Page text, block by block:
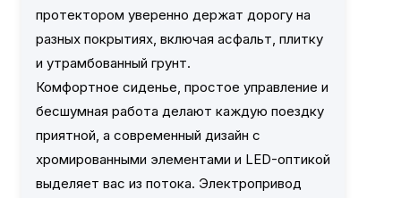
протектором уверенно держат дорогу на
разных покрытиях, включая асфальт, плитку
и утрамбованный грунт.
Комфортное сиденье, простое управление и
бесшумная работа делают каждую поездку
приятной, а современный дизайн с
хромированными элементами и LED-оптикой
выделяет вас из потока. Электропривод